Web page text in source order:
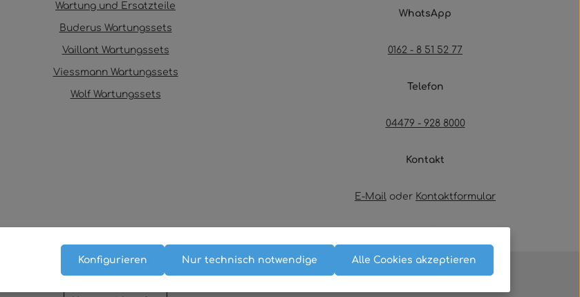
Wartung und Ersatzteile
Buderus Wartungssets
Vaillant Wartungssets
Viessmann Wartungssets
Wolf Wartungssets
WhatsApp
0162 - 8 51 52 77
Telefon
04479 - 928 8000
Kontakt
E-Mail oder Kontaktformular
Nur technisch notwendige
Konfigurieren Alle Cookies akzeptieren